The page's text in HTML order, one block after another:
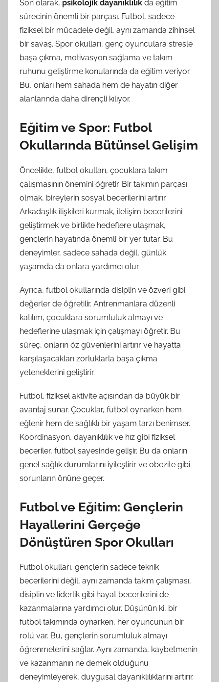
Son olarak, psikolojik dayanıklılık da eğitim
sürecinin önemli bir parçası. Futbol, sadece
fiziksel bir mücadele değil, aynı zamanda zihinsel
bir savaş. Spor okulları, genç oyunculara stresle
başa çıkma, motivasyon sağlama ve takım
ruhunu geliştirme konularında da eğitim veriyor.
Bu, onları hem sahada hem de hayatın diğer
alanlarında daha dirençli kılıyor.
Eğitim ve Spor: Futbol
Okullarında Bütünsel Gelişim
Öncelikle, futbol okulları, çocuklara takım
çalışmasının önemini öğretir. Bir takımın parçası
olmak, bireylerin sosyal becerilerini artırır.
Arkadaşlık ilişkileri kurmak, iletişim becerilerini
geliştirmek ve birlikte hedeflere ulaşmak,
gençlerin hayatında önemli bir yer tutar. Bu
deneyimler, sadece sahada değil, günlük
yaşamda da onlara yardımcı olur.
Ayrıca, futbol okullarında disiplin ve özveri gibi
değerler de öğretilir. Antrenmanlara düzenli
katılım, çocuklara sorumluluk almayı ve
hedeflerine ulaşmak için çalışmayı öğretir. Bu
süreç, onların öz güvenlerini artırır ve hayatta
karşılaşacakları zorluklarla başa çıkma
yeteneklerini geliştirir.
Futbol, fiziksel aktivite açısından da büyük bir
avantaj sunar. Çocuklar, futbol oynarken hem
eğlenir hem de sağlıklı bir yaşam tarzı benimser.
Koordinasyon, dayanıklılık ve hız gibi fiziksel
beceriler, futbol sayesinde gelişir. Bu da onların
genel sağlık durumlarını iyileştirir ve obezite gibi
sorunların önüne geçer.
Futbol ve Eğitim: Gençlerin
Hayallerini Gerçeğe
Dönüştüren Spor Okulları
Futbol okulları, gençlerin sadece teknik
becerilerini değil, aynı zamanda takım çalışması,
disiplin ve liderlik gibi hayat becerilerini de
kazanmalarına yardımcı olur. Düşünün ki, bir
futbol takımında oynarken, her oyuncunun bir
rolü var. Bu, gençlerin sorumluluk almayı
öğrenmelerini sağlar. Aynı zamanda, kaybetmenin
ve kazanmanın ne demek olduğunu
deneyimleyerek, duygusal dayanıklılıklarını artırır.